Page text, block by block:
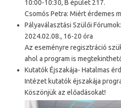
10:00-10:30, B épület 217.
Csomós Petra: Miért érdemes
Pályaválasztási Szülői
2024.02.08., 16-20 óra
Az eseményre regisztráció
ahol a program is
Kutatók Éjszakája- Hatalmas
Intézet kutatók éjszakája
Köszönjük az előadásokat!